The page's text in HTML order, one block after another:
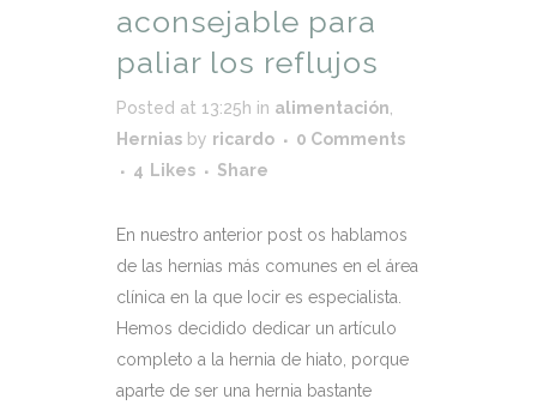
aconsejable para
paliar los reflujos
Posted at 13:25h in alimentación
Hernias by ricardo
0 Comments
4 Likes Share
En nuestro anterior post os hablamos
de las hernias más comunes en el área
clínica en la que Iocir es especialista.
Hemos decidido dedicar un artículo
completo a la hernia de hiato, porque
aparte de ser una hernia bastante